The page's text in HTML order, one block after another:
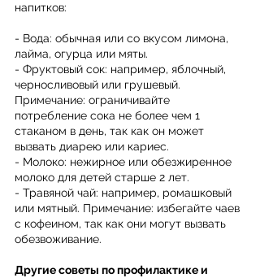
напитков:
- Вода: обычная или со вкусом лимона,
лайма, огурца или мяты.
- Фруктовый сок: например, яблочный,
черносливовый или грушевый.
Примечание: ограничивайте
потребление сока не более чем 1
стаканом в день, так как он может
вызвать диарею или кариес.
- Молоко: нежирное или обезжиренное
молоко для детей старше 2 лет.
- Травяной чай: например, ромашковый
или мятный. Примечание: избегайте чаев
с кофеином, так как они могут вызвать
обезвоживание.
Другие советы по профилактике и